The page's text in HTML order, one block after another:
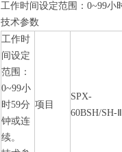
工作时间设定范围： 0~99小
技术参数
工作时
间设定
范围：
0~99小
时59分
钟或连
续。
项目
SPX-
60BSH/SH-Ⅱ